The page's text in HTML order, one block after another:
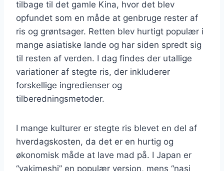
tilbage til det gamle Kina, hvor det blev
opfundet som en måde at genbruge rester af
ris og grøntsager. Retten blev hurtigt populær i
mange asiatiske lande og har siden spredt sig
til resten af verden. I dag findes der utallige
variationer af stegte ris, der inkluderer
forskellige ingredienser og
tilberedningsmetoder.
I mange kulturer er stegte ris blevet en del af
hverdagskosten, da det er en hurtig og
økonomisk måde at lave mad på. I Japan er
“yakimeshi” en populær version, mens “nasi